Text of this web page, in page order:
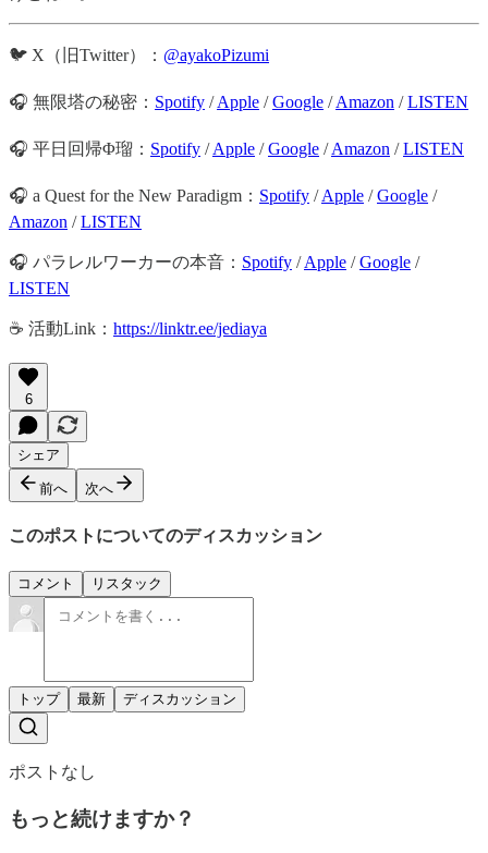
🐦 X（旧Twitter）： @ayakoPizumi
🎧 無限塔の秘密： Spotify /Apple /Google /Amazon /LISTEN
🎧 平日回帰Φ瑠： Spotify /Apple /Google /Amazon /LISTEN
🎧 a Quest for the New Paradigm： Spotify /Apple /Google /
Amazon /LISTEN
🎧 パラレルワーカーの本音： Spotify /Apple /Google /
LISTEN
☕️ 活動Link： https://linktr.ee/jediaya
6
シェア
前へ 次へ
このポストについてのディスカッション
コメント リスタック
トップ 最新 ディスカッション
ポストなし
もっと続けますか？